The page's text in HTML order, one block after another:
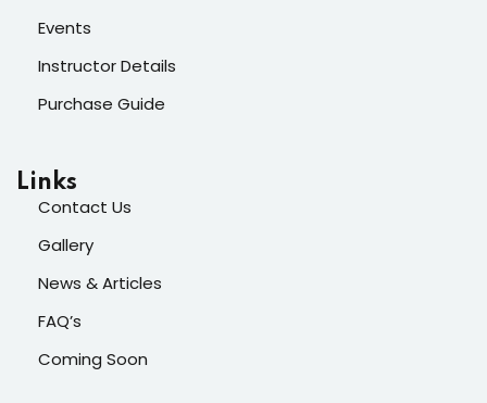
Events
Instructor Details
Purchase Guide
Links
Contact Us
Gallery
News & Articles
FAQ’s
Coming Soon